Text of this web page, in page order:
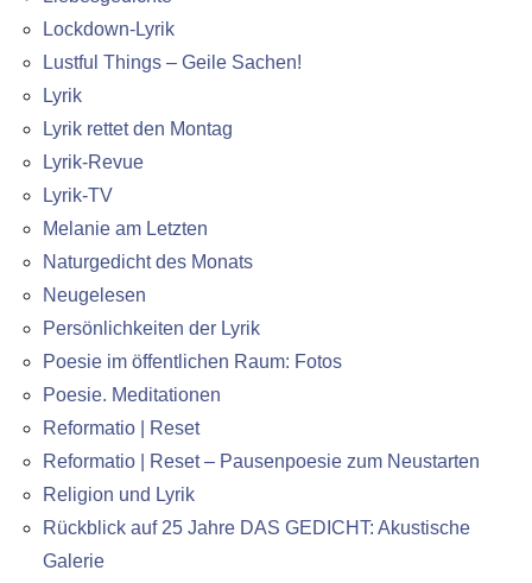
Lockdown-Lyrik
Lustful Things – Geile Sachen!
Lyrik
Lyrik rettet den Montag
Lyrik-Revue
Lyrik-TV
Melanie am Letzten
Naturgedicht des Monats
Neugelesen
Persönlichkeiten der Lyrik
Poesie im öffentlichen Raum: Fotos
Poesie. Meditationen
Reformatio | Reset
Reformatio | Reset – Pausenpoesie zum Neustarten
Religion und Lyrik
Rückblick auf 25 Jahre DAS GEDICHT: Akustische
Galerie